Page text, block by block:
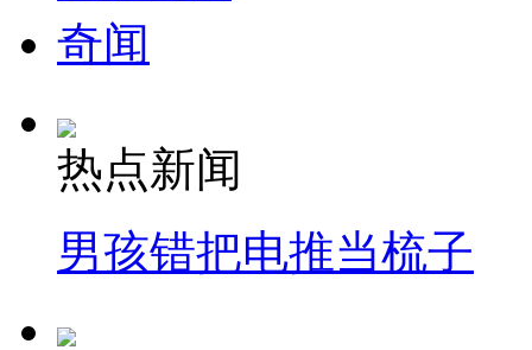
奇闻
热点新闻
男孩错把电推当梳子